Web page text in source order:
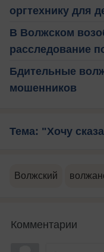
оргтехнику для
В Волжском
расследование
Бдительные
мошенников
Тема: "Хочу
Волжский
Комментарии